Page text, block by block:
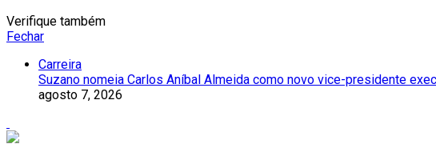
Verifique também
Fechar
Carreira
Suzano nomeia Carlos Aníbal Almeida como novo vice-presidente
agosto 7, 2026